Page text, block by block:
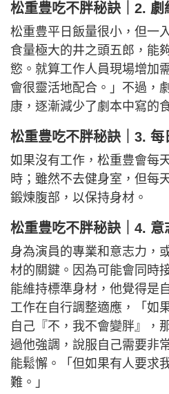
松重豊吃不胖秘訣｜2. 劇
松重豊平日飯量很小，但一
食量極大的井之頭五郎，能
慾。就算工作人員現場增加
會很靈活地配合。」不過，
康，逐漸減少了劇本中寫的
松重豊吃不胖秘訣｜3. 每
如果沒有工作，松重豊會每
時​​；雖然不去健身室，但每
鍛煉腹部，以保持身材。
松重豊吃不胖秘訣｜4. 意
身為演員的專業和意志力，
材的關鍵。因為可能會同時
能維持標準身材，他覺得是
工作在自行調整適應，「如
自己『不，我不會變胖』，
過他強調，說服自己需要非
能鬆懈。「但如果有人要求
難。」